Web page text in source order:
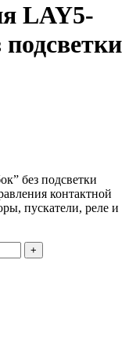
LAY5-
подсветки
без подсветки
контактной
пускатели, реле и
+